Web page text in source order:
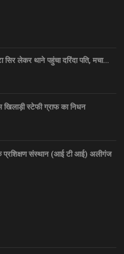
सिर लेकर थाने पहुंचा दरिंदा पति, मचा…
खिलाड़ी स्टेफी ग्राफ का निधन
प्रशिक्षण संस्थान (आई टी आई) अलीगंज